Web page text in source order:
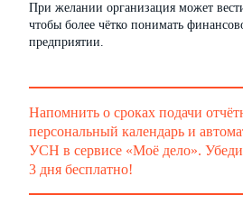
При желании организация может
чтобы более чётко понимать
предприятии.
Напомнить о сроках подачи
персональный календарь и
УСН в сервисе «Моё дело».
3 дня бесплатно!